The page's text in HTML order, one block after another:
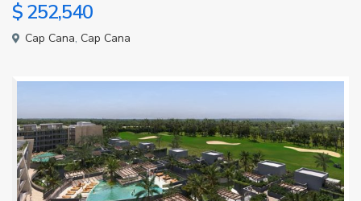
$ 252,540
Cap Cana, Cap Cana